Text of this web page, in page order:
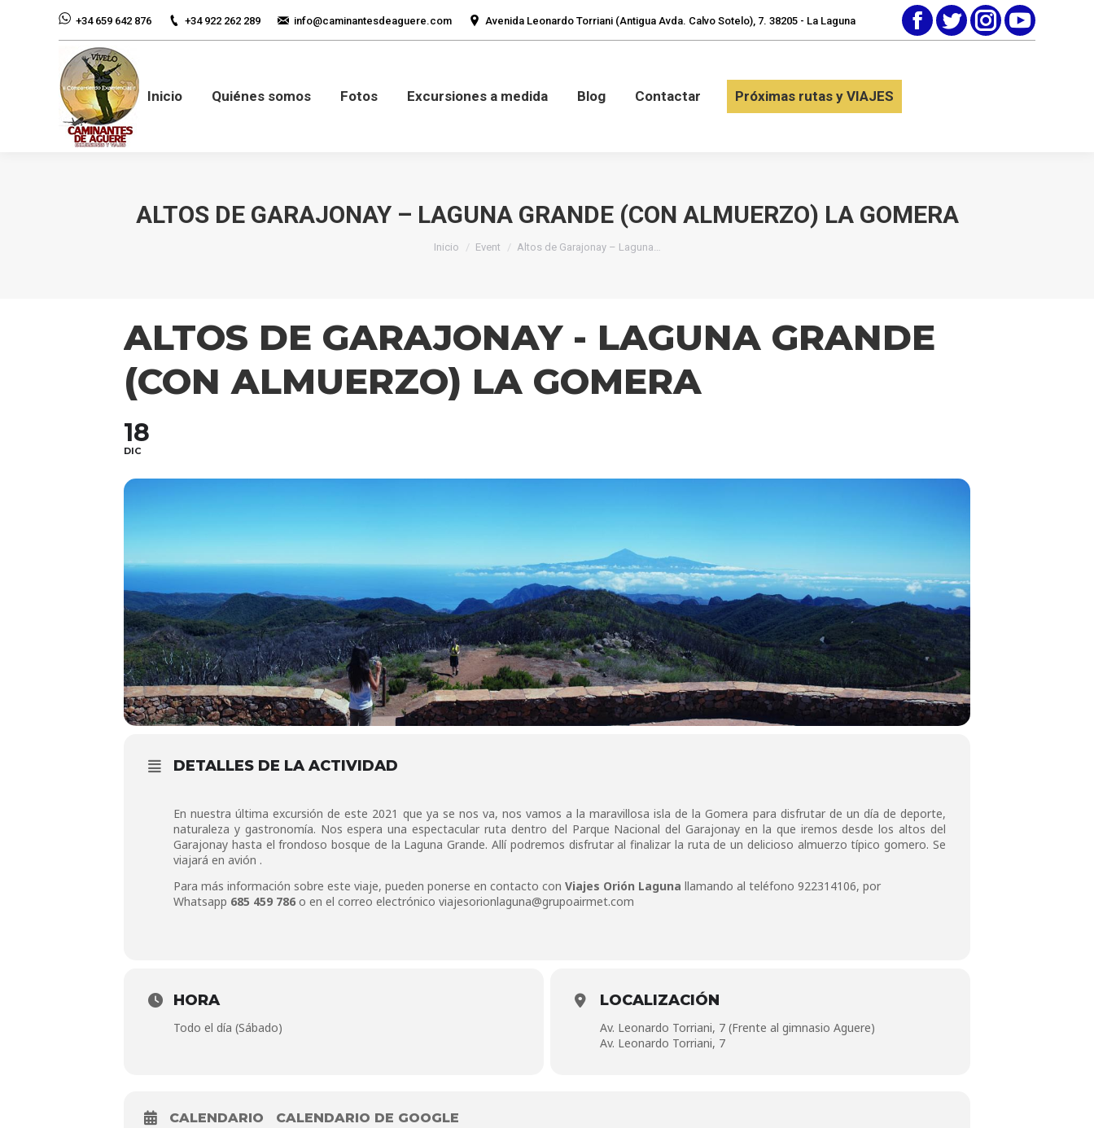
+34 659 642 876 +34 922 262 289 info@caminantesdeaguere.com Avenida Leonardo Torriani (Antigua Avda. Calvo Sotelo), 7. 38205 - La Laguna
FacebookTwitterInstagramYouTube
Inicio Quiénes somos Fotos Excursiones a medida Blog Contactar Próximas rutas y VIAJES
ALTOS DE GARAJONAY – LAGUNA GRANDE (CON ALMUERZO) LA GOMERA
Estás aquí:
Inicio Event Altos de Garajonay – Laguna…
ALTOS DE GARAJONAY - LAGUNA GRANDE
(CON ALMUERZO) LA GOMERA
18
DIC
DETALLES DE LA ACTIVIDAD
En nuestra última excursión de este 2021 que ya se nos va, nos vamos a la maravillosa isla de la Gomera para disfrutar de un día de deporte,
naturaleza y gastronomía. Nos espera una espectacular ruta dentro del Parque Nacional del Garajonay en la que iremos desde los altos del
Garajonay hasta el frondoso bosque de la Laguna Grande. Allí podremos disfrutar al finalizar la ruta de un delicioso almuerzo típico gomero. Se
viajará en avión .
Para más información sobre este viaje, pueden ponerse en contacto con Viajes Orión Laguna llamando al teléfono 922314106, por
Whatsapp 685 459 786 o en el correo electrónico viajesorionlaguna@grupoairmet.com
HORA
Todo el día (Sábado)
LOCALIZACIÓN
Av. Leonardo Torriani, 7 (Frente al gimnasio Aguere)
Av. Leonardo Torriani, 7
CALENDARIO CALENDARIO DE GOOGLE